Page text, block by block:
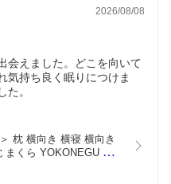
2026/08/08
会えました。どこを向いて
気持ち良く眠りにつけま
枕 横向き 横寝 横向き
まくら YOKONEGU